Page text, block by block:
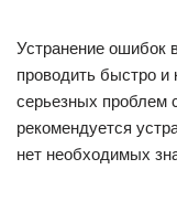
Устранение ошибок
проводить быстро и
серьезных проблем
рекомендуется
нет необходимых